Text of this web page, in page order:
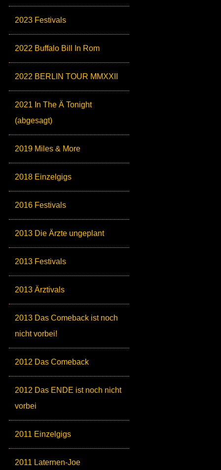
2023 Festivals
2022 Buffalo Bill In Rom
2022 BERLIN TOUR MMXXII
2021 In The Ä Tonight
(abgesagt)
2019 Miles & More
2018 Einzelgigs
2016 Festivals
2013 Die Ärzte ungeplant
2013 Festivals
2013 Ärztivals
2013 Das Comeback ist noch
nicht vorbei!
2012 Das Comeback
2012 Das ENDE ist noch nicht
vorbei
2011 Einzelgigs
2011 Laternen-Joe